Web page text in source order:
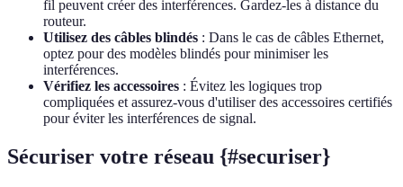
fil peuvent créer des interférences. Gardez-les à distance du
routeur.
Utilisez des câbles blindés : Dans le cas de câbles Ethernet,
optez pour des modèles blindés pour minimiser les
interférences.
Vérifiez les accessoires : Évitez les logiques trop
compliquées et assurez-vous d'utiliser des accessoires certifiés
pour éviter les interférences de signal.
Sécuriser votre réseau {#securiser}